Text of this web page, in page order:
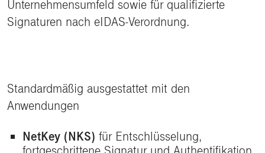
Unternehmensumfeld sowie für qualifizierte
Signaturen nach eIDAS‑Verordnung.
Standardmäßig ausgestattet mit den
Anwendungen
NetKey (NKS) für Entschlüsselung,